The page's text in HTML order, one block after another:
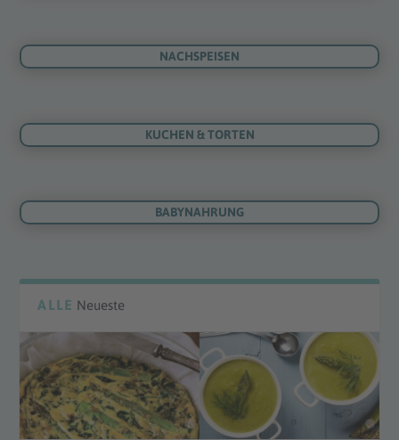
NACHSPEISEN
KUCHEN & TORTEN
BABYNAHRUNG
ALLE Neueste